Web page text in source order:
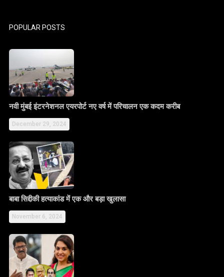
POPULAR POSTS
नवी मुंबई इंटरनेशनल एयरपोर्ट नए वर्ष में परिचालन एक कदम करीब
December 29, 2024
बाबा सिद्दीकी हत्याकांड में एक और बड़ा खुलासा
November 6, 2024